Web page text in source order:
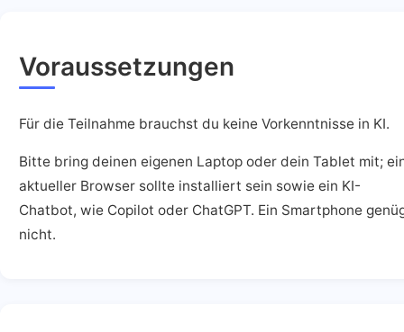
Voraussetzungen
Für die Teilnahme brauchst du keine Vorkenntnisse in KI.
Bitte bring deinen eigenen Laptop oder dein Tablet mit;
aktueller Browser sollte installiert sein sowie ein KI-
Chatbot, wie Copilot oder ChatGPT. Ein Smartphone
nicht.